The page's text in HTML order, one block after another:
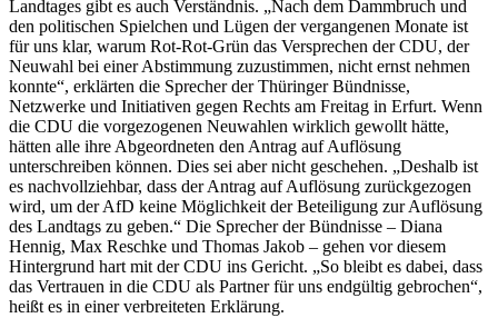
Landtages gibt es auch Verständnis. „Nach dem Dammbruch und
den politischen Spielchen und Lügen der vergangenen Monate ist
für uns klar, warum Rot-Rot-Grün das Versprechen der CDU, der
Neuwahl bei einer Abstimmung zuzustimmen, nicht ernst nehmen
konnte“, erklärten die Sprecher der Thüringer Bündnisse,
Netzwerke und Initiativen gegen Rechts am Freitag in Erfurt. Wenn
die CDU die vorgezogenen Neuwahlen wirklich gewollt hätte,
hätten alle ihre Abgeordneten den Antrag auf Auflösung
unterschreiben können. Dies sei aber nicht geschehen. „Deshalb ist
es nachvollziehbar, dass der Antrag auf Auflösung zurückgezogen
wird, um der AfD keine Möglichkeit der Beteiligung zur Auflösung
des Landtags zu geben.“ Die Sprecher der Bündnisse – Diana
Hennig, Max Reschke und Thomas Jakob – gehen vor diesem
Hintergrund hart mit der CDU ins Gericht. „So bleibt es dabei, dass
das Vertrauen in die CDU als Partner für uns endgültig gebrochen“,
heißt es in einer verbreiteten Erklärung.